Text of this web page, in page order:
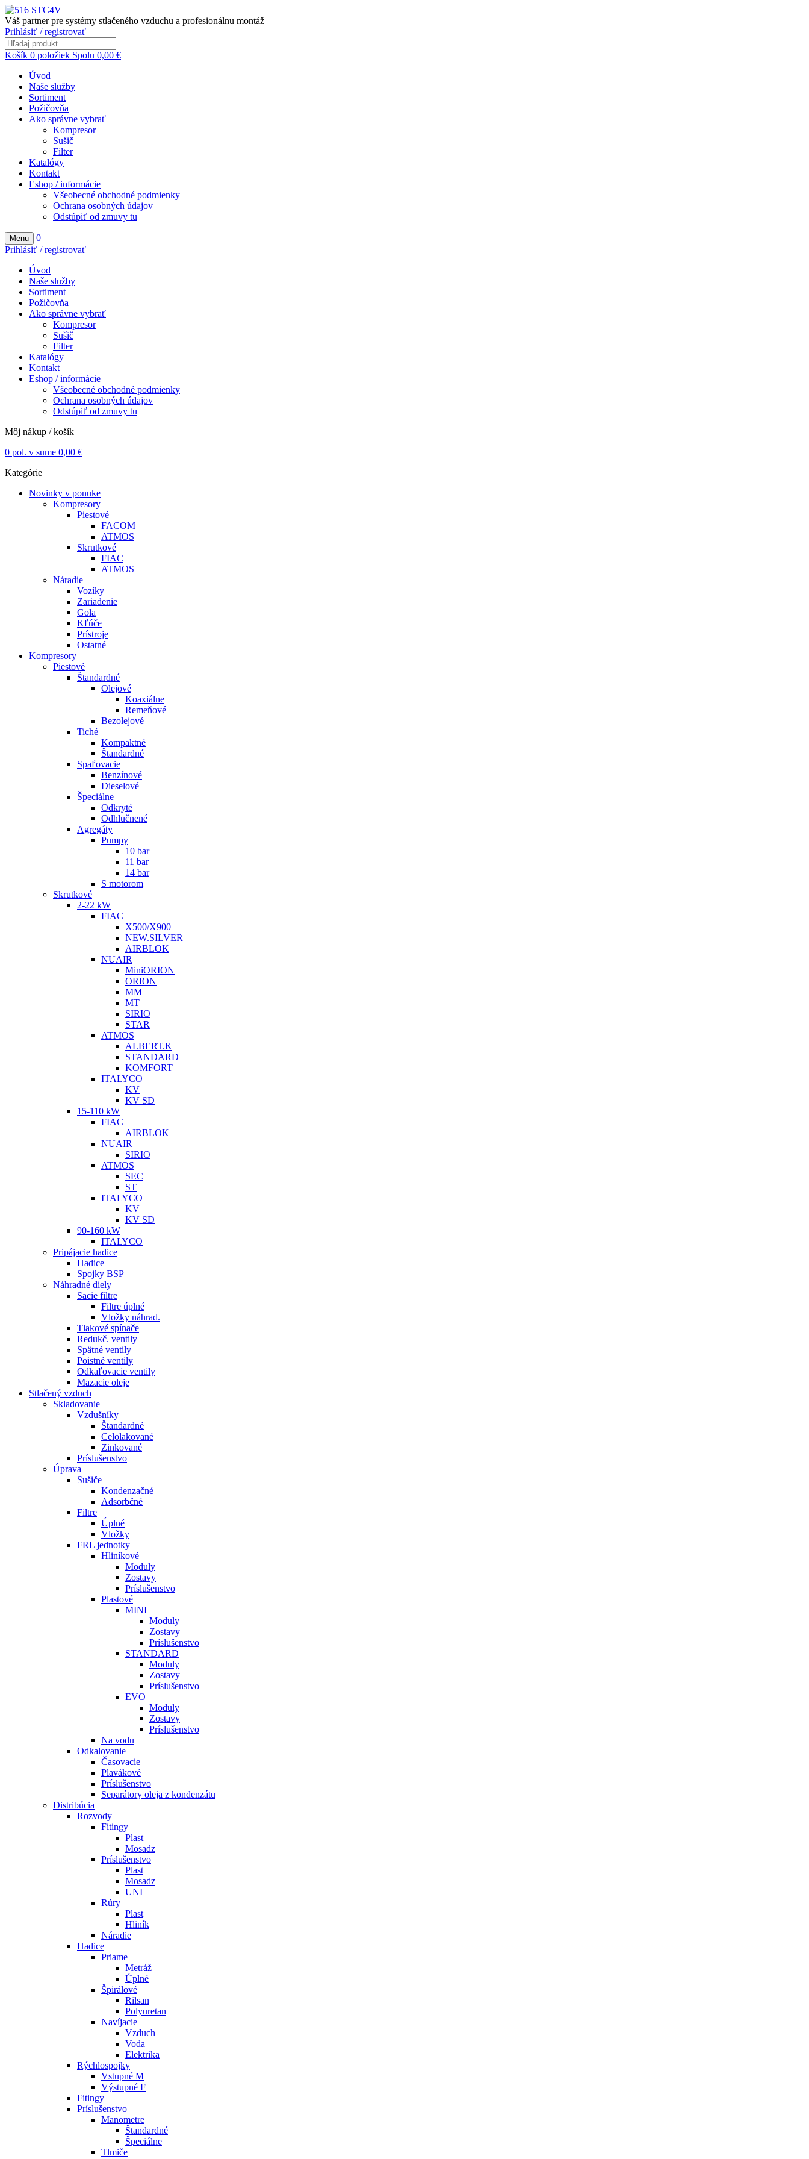
Váš partner pre systémy stlačeného vzduchu a profesionálnu montáž
Prihlásiť / registrovať
Košík 0 položiek Spolu 0,00 €
Úvod
Naše služby
Sortiment
Požičovňa
Ako správne vybrať
Kompresor
Sušič
Filter
Katalógy
Kontakt
Eshop / informácie
Všeobecné obchodné podmienky
Ochrana osobných údajov
Odstúpiť od zmuvy tu
Menu
0
Prihlásiť / registrovať
Úvod
Naše služby
Sortiment
Požičovňa
Ako správne vybrať
Kompresor
Sušič
Filter
Katalógy
Kontakt
Eshop / informácie
Všeobecné obchodné podmienky
Ochrana osobných údajov
Odstúpiť od zmuvy tu
Môj nákup / košík
0 pol. v sume 0,00 €
Kategórie
Novinky v ponuke
Kompresory
Piestové
FACOM
ATMOS
Skrutkové
FIAC
ATMOS
Náradie
Vozíky
Zariadenie
Gola
Kľúče
Prístroje
Ostatné
Kompresory
Piestové
Štandardné
Olejové
Koaxiálne
Remeňové
Bezolejové
Tiché
Kompaktné
Štandardné
Spaľovacie
Benzínové
Dieselové
Špeciálne
Odkryté
Odhlučnené
Agregáty
Pumpy
10 bar
11 bar
14 bar
S motorom
Skrutkové
2-22 kW
FIAC
X500/X900
NEW.SILVER
AIRBLOK
NUAIR
MiniORION
ORION
MM
MT
SIRIO
STAR
ATMOS
ALBERT.K
STANDARD
KOMFORT
ITALYCO
KV
KV SD
15-110 kW
FIAC
AIRBLOK
NUAIR
SIRIO
ATMOS
SEC
ST
ITALYCO
KV
KV SD
90-160 kW
ITALYCO
Pripájacie hadice
Hadice
Spojky BSP
Náhradné diely
Sacie filtre
Filtre úplné
Vložky náhrad.
Tlakové spínače
Redukč. ventily
Spätné ventily
Poistné ventily
Odkaľovacie ventily
Mazacie oleje
Stlačený vzduch
Skladovanie
Vzdušníky
Štandardné
Celolakované
Zinkované
Príslušenstvo
Úprava
Sušiče
Kondenzačné
Adsorbčné
Filtre
Úplné
Vložky
FRL jednotky
Hliníkové
Moduly
Zostavy
Príslušenstvo
Plastové
MINI
Moduly
Zostavy
Príslušenstvo
STANDARD
Moduly
Zostavy
Príslušenstvo
EVO
Moduly
Zostavy
Príslušenstvo
Na vodu
Odkalovanie
Časovacie
Plavákové
Príslušenstvo
Separátory oleja z kondenzátu
Distribúcia
Rozvody
Fitingy
Plast
Mosadz
Príslušenstvo
Plast
Mosadz
UNI
Rúry
Plast
Hliník
Náradie
Hadice
Priame
Metráž
Úplné
Špirálové
Rilsan
Polyuretan
Navíjacie
Vzduch
Voda
Elektrika
Rýchlospojky
Vstupné M
Výstupné F
Fitingy
Príslušenstvo
Manometre
Štandardné
Špeciálne
Tlmiče